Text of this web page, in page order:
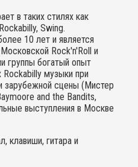
в таких стилях как
Swing.
10 лет и является
Rock'n'Roll и
группы богатый опыт
Rockabilly музыки при
зарубежной сцены (Мистер
and the Bandits,
выступления в Москве
клавиши, гитара и